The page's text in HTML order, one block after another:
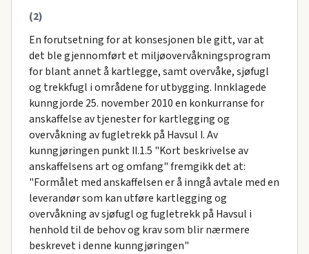
(2)
En forutsetning for at konsesjonen ble gitt, var at
det ble gjennomført et miljøovervåkningsprogram
for blant annet å kartlegge, samt overvåke, sjøfugl
og trekkfugl i områdene for utbygging. Innklagede
kunngjorde 25. november 2010 en konkurranse for
anskaffelse av tjenester for kartlegging og
overvåkning av fugletrekk på Havsul I. Av
kunngjøringen punkt II.1.5 "Kort beskrivelse av
anskaffelsens art og omfang" fremgikk det at:
"Formålet med anskaffelsen er å inngå avtale med en
leverandør som kan utføre kartlegging og
overvåkning av sjøfugl og fugletrekk på Havsul i
henhold til de behov og krav som blir nærmere
beskrevet i denne kunngjøringen"